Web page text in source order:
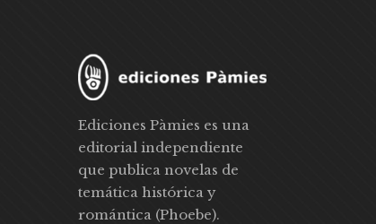
Ediciones Pàmies es una
editorial independiente
que publica novelas de
temática histórica y
romántica (Phoebe).